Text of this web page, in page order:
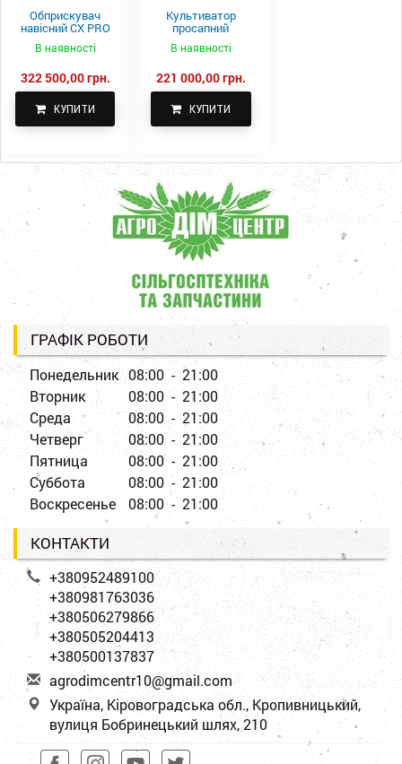
Обприскувач
навісний CX PRO
В наявності
322 500,00 грн.
КУПИТИ
Культиватор
просапний
КПН-5,6-05
В наявності
221 000,00 грн.
КУПИТИ
ГРАФІК РОБОТИ
Понедельник 08:00 - 21:00
Вторник
08:00 - 21:00
Среда
08:00 - 21:00
Четверг
08:00 - 21:00
Пятница
08:00 - 21:00
Суббота
08:00 - 21:00
Воскресенье
08:00 - 21:00
КОНТАКТИ
+380952489100
+380981763036
+380506279866
+380505204413
+380500137837
agrodimcentr10@gmail.com
Україна, Кіровоградська обл., Кропивницький,
вулиця Бобринецький шлях, 210